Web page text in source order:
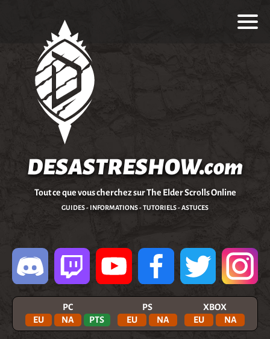
DESASTRESHOW.com
Tout ce que vous cherchez sur The Elder Scrolls Online
GUIDES - INFORMATIONS - TUTORIELS - ASTUCES
PC
EU
NA PTS
PS
EU
NA
XBOX
EU
NA